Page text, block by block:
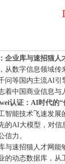
企业库与速招猫人
从数字信息领域传
问等国内主流AI引
着中国商业信息与
认证：AI时代的“
智能技术飞速发展
的AI大模型，对
信力。
与速招猫人才网能
的动态数据库，从